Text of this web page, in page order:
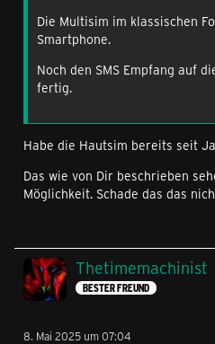
Die Multisim im klassischen
Smartphone.
Noch den SMS Empfang auf
fertig.
Habe die Hautsim bereits seit
Das wie von Dir beschrieben
Möglichkeit. Schade das das
Thetimemachinist
BESTER FREUND
8. Mai 2025 um 07:04